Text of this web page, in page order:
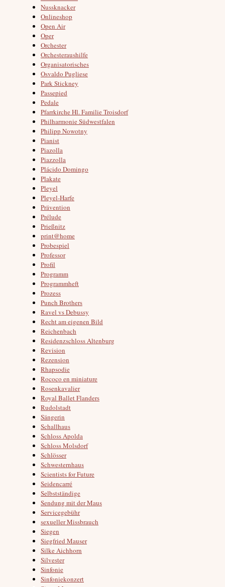
Nussknacker
Onlineshop
Open Air
Oper
Orchester
Orchesteraushilfe
Organisatorisches
Osvaldo Pugliese
Park Stickney
Passepied
Pedale
Pfarrkirche Hl. Familie Troisdorf
Philharmonie Südwestfalen
Philipp Nowotny
Pianist
Piazolla
Piazzolla
Plácido Domingo
Plakate
Pleyel
Pleyel-Harfe
Prävention
Prélude
Prießnitz
print@home
Probespiel
Professor
Profil
Programm
Programmheft
Prozess
Punch Brothers
Ravel vs Debussy
Recht am eigenen Bild
Reichenbach
Residenzschloss Altenburg
Revision
Rezension
Rhapsodie
Rococo en miniature
Rosenkavalier
Royal Ballet Flanders
Rudolstadt
Sängerin
Schallhaus
Schloss Apolda
Schloss Molsdorf
Schlösser
Schwesternhaus
Scientists for Future
Seidencarré
Selbstständige
Sendung mit der Maus
Servicegebühr
sexueller Missbrauch
Siegen
Siegfried Mauser
Silke Aichhorn
Silvester
Sinfonie
Sinfoniekonzert